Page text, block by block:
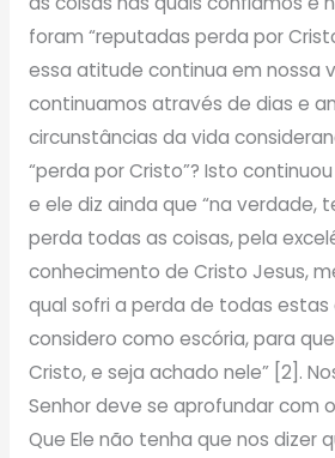
foram “reputadas perda por
essa atitude continua em nossa
continuamos através de dias e
circunstâncias da vida
“perda por Cristo”? Isto
e ele diz ainda que “na verdade,
perda todas as coisas, pela
conhecimento de Cristo Jesus,
qual sofri a perda de todas estas
considero como escória, para
Cristo, e seja achado nele” [2].
Senhor deve se aprofundar com
Que Ele não tenha que nos dizer